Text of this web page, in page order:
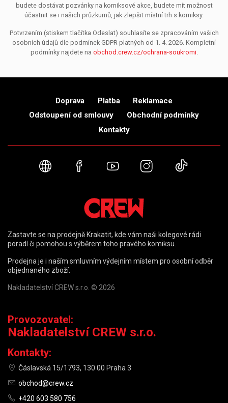
budete dostávat pozvánky na komiksové akce, budete mít možnost
účastnit se i našich průzkumů, jak zlepšit místní trh s komiksy.
Potvrzením (stiskem tlačítka Odeslat) souhlasíte se zpracováním vašich
osobních údajů dle podmínek GDPR platných od 1. 4. 2026. Kompletní
podmínky najdete na obchod.crew.cz/ochrana-soukromi.
Doprava Platba
Reklamace
Odstoupení od smlouvy
Obchodní podmínky
Kontakty
Webové stránky
FacebookYouTubeInstagram
Zastavte se na prodejně Krakatit, kde vám naši kolegové rádi
poradí či pomohou s výběrem toho pravého komiksu.
Prodejna je i naším smluvním výdejním místem pro osobní odběr
objednaného zboží.
Nakladatelství CREW s.r.o. © 2026
Provozovatel:
Nakladatelství CREW s.r.o.
Kontakty:
Čáslavská 15/1793, 130 00 Praha 3
obchod@crew.cz
+420 603 580 756